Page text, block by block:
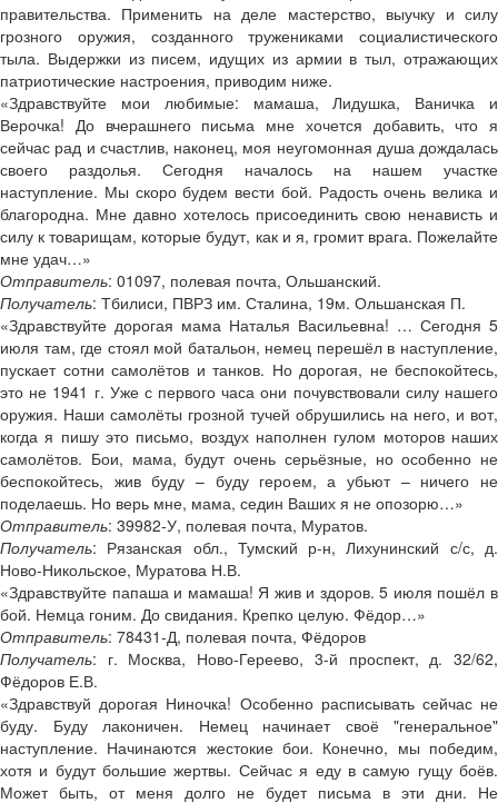
правительства. Применить на деле мастерство, выучку и силу
грозного оружия, созданного тружениками социалистического
тыла. Выдержки из писем, идущих из армии в тыл, отражающих
патриотические настроения, приводим ниже.
«Здравствуйте мои любимые: мамаша, Лидушка, Ваничка и
Верочка! До вчерашнего письма мне хочется добавить, что я
сейчас рад и счастлив, наконец, моя неугомонная душа дождалась
своего раздолья. Сегодня началось на нашем участке
наступление. Мы скоро будем вести бой. Радость очень велика и
благородна. Мне давно хотелось присоединить свою ненависть и
силу к товарищам, которые будут, как и я, громит врага. Пожелайте
мне удач…»
Отправитель: 01097, полевая почта, Ольшанский.
Получатель: Тбилиси, ПВРЗ им. Сталина, 19м. Ольшанская П.
«Здравствуйте дорогая мама Наталья Васильевна! … Сегодня 5
июля там, где стоял мой батальон, немец перешёл в наступление,
пускает сотни самолётов и танков. Но дорогая, не беспокойтесь,
это не 1941 г. Уже с первого часа они почувствовали силу нашего
оружия. Наши самолёты грозной тучей обрушились на него, и вот,
когда я пишу это письмо, воздух наполнен гулом моторов наших
самолётов. Бои, мама, будут очень серьёзные, но особенно не
беспокойтесь, жив буду – буду героем, а убьют – ничего не
поделаешь. Но верь мне, мама, седин Ваших я не опозорю…»
Отправитель: 39982-У, полевая почта, Муратов.
Получатель: Рязанская обл., Тумский р-н, Лихунинский с/с, д.
Ново-Никольское, Муратова Н.В.
«Здравствуйте папаша и мамаша! Я жив и здоров. 5 июля пошёл в
бой. Немца гоним. До свидания. Крепко целую. Фёдор…»
Отправитель: 78431-Д, полевая почта, Фёдоров
Получатель: г. Москва, Ново-Гереево, 3-й проспект, д. 32/62,
Фёдоров Е.В.
«Здравствуй дорогая Ниночка! Особенно расписывать сейчас не
буду. Буду лаконичен. Немец начинает своё "генеральное"
наступление. Начинаются жестокие бои. Конечно, мы победим,
хотя и будут большие жертвы. Сейчас я еду в самую гущу боёв.
Может быть, от меня долго не будет письма в эти дни. Не